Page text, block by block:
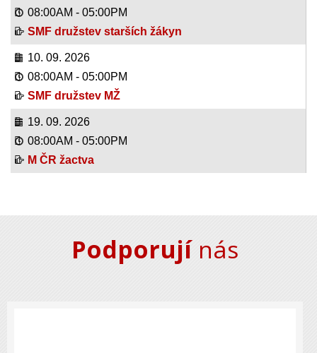
08:00AM - 05:00PM
SMF družstev starších žákyn
10. 09. 2026
08:00AM - 05:00PM
SMF družstev MŽ
19. 09. 2026
08:00AM - 05:00PM
M ČR žactva
Podporujínás